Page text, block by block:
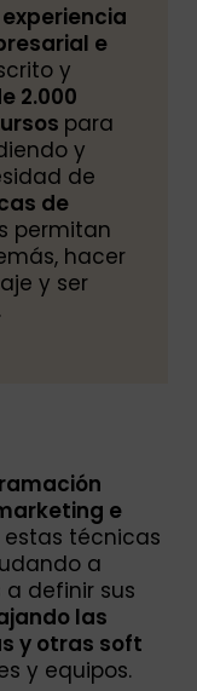
e
y
2.000
para
y
de
de
permitan
hacer
y ser
e
estas técnicas
a
definir sus
las
y otras soft
y equipos.